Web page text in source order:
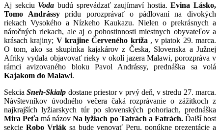
Aj sekciu Voda budú sprevádzať zaujímaví hostia.Evina Lásko,
Tomo Andrássyprídu porozprávať o pádlovaní na divokých
riekach Vysokého a Nízkeho Kaukazu. Nielen o prekrásnych a
náročných riekach, ale aj o pohostinnosti miestnych obyvateľov a
krásach krajiny; V krajine Červeného kríža , v piatok 29. marca.
O tom, ako sa skupinka kajakárov z Česka, Slovenska a Južnej
Afriky vydala objavovať rieky v okolí jazera Malawi, porozpráva v
rámci avizovaného bloku Pavol Andrássy, prednáška sa volá
Kajakom do Malawi.
SekciaSneh-Skialp dostane priestor v prvý deň, v stredu 27. marca.
Návštevníkov úvodného večera čaká rozprávanie o zážitkoch z
najkrajších lyžiarskych túr po slovenských pohoriach, prednáška
Mira Peťa má názov Na lyžiach po Tatrách a Fatrách.Ďalší host
sekcie Robo Vrlák sa bude venovať Peru, ponúkne prezentácie a